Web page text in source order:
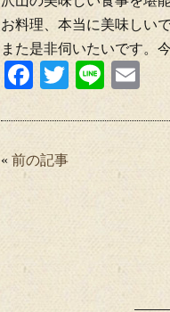
お料理、本当に美味しい
また是非伺いたいです。
Fa
bo
ok
T
tte
Li
ail
« 前の記事